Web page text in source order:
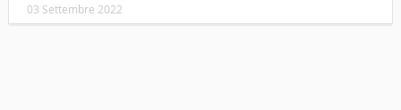
03 Settembre 2022